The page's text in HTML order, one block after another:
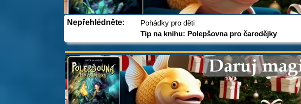
Nepřehlédněte:
Pohádky pro děti
Tip na knihu: Polepšovna pro čarodějky